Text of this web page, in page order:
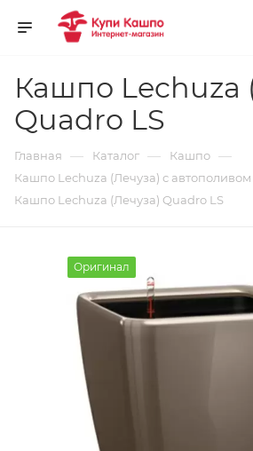
Кашпо Lechuza
Quadro LS
Главная — Каталог — Кашпо —
Кашпо Lechuza (Лечуза) с автополивом
Кашпо Lechuza (Лечуза) Quadro LS
Оригинал